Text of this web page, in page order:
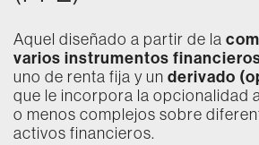
Aquel diseñado a partir de la
varios instrumentos
uno de renta fija y un derivado
que le incorpora la opcionalidad
o menos complejos sobre
activos financieros.